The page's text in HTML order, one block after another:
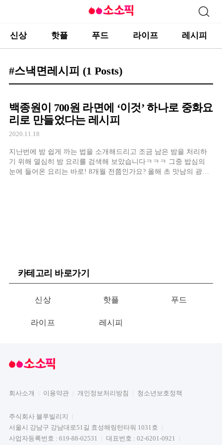
신상 핫플 푸드 라이프 레시피
#스낵면레시피 (1 Posts)
백종원이 700원 라면에 ‘이것’ 하나로 중화요
리로 만들었다는 레시피
2020.11.18
지난번에 밤 쉽게 까는 법을 소개해드리고 조금 남은 밤을 처리하
기 위해 열심히 밤 요리를 검색해 보았습니다ㅋㅋㅋ 그중 밥심의
눈에 들어온 요리는 바로! 8개월 전쯤인가요? 올해 초 맛남의 광장
카테고리 바로가기
신상 핫플 푸드
라이프 레시피
회사소개 이용약관 개인정보처리방침 청소년보호정책
주식회사 블루빌리지
서울시 강남구 강남대로51길 효성해링턴타워 1031호
사업자등록번호 : 619-88-02531
대표번호 : 02-6201-0921